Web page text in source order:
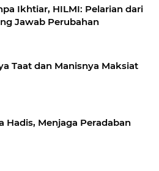
Ikhtiar, HILMI: Pelarian dari
Jawab Perubahan
Taat dan Manisnya Maksiat
Hadis, Menjaga Peradaban